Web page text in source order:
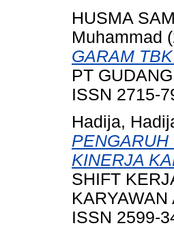
HUSMA
Muhammad
GARAM
PT
ISSN 2715-
Hadija,
KINERJA
SHIFT
ISSN 2599-